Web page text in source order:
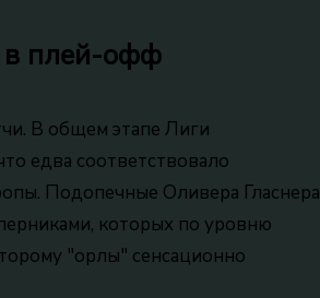
в плей-офф
В общем этапе Лиги
едва соответствовало
Подопечные Оливера Гласнера
которых по уровню
"орлы" сенсационно